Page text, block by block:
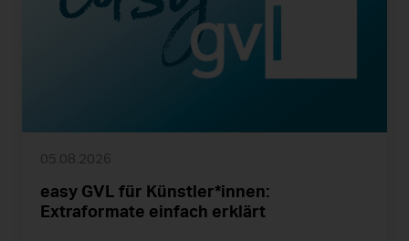
05.08.2026
easy GVL für Künstler*innen:
Extraformate einfach erklärt